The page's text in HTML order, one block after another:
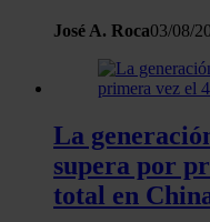
José A. Roca03/08/
La
supera por
total en